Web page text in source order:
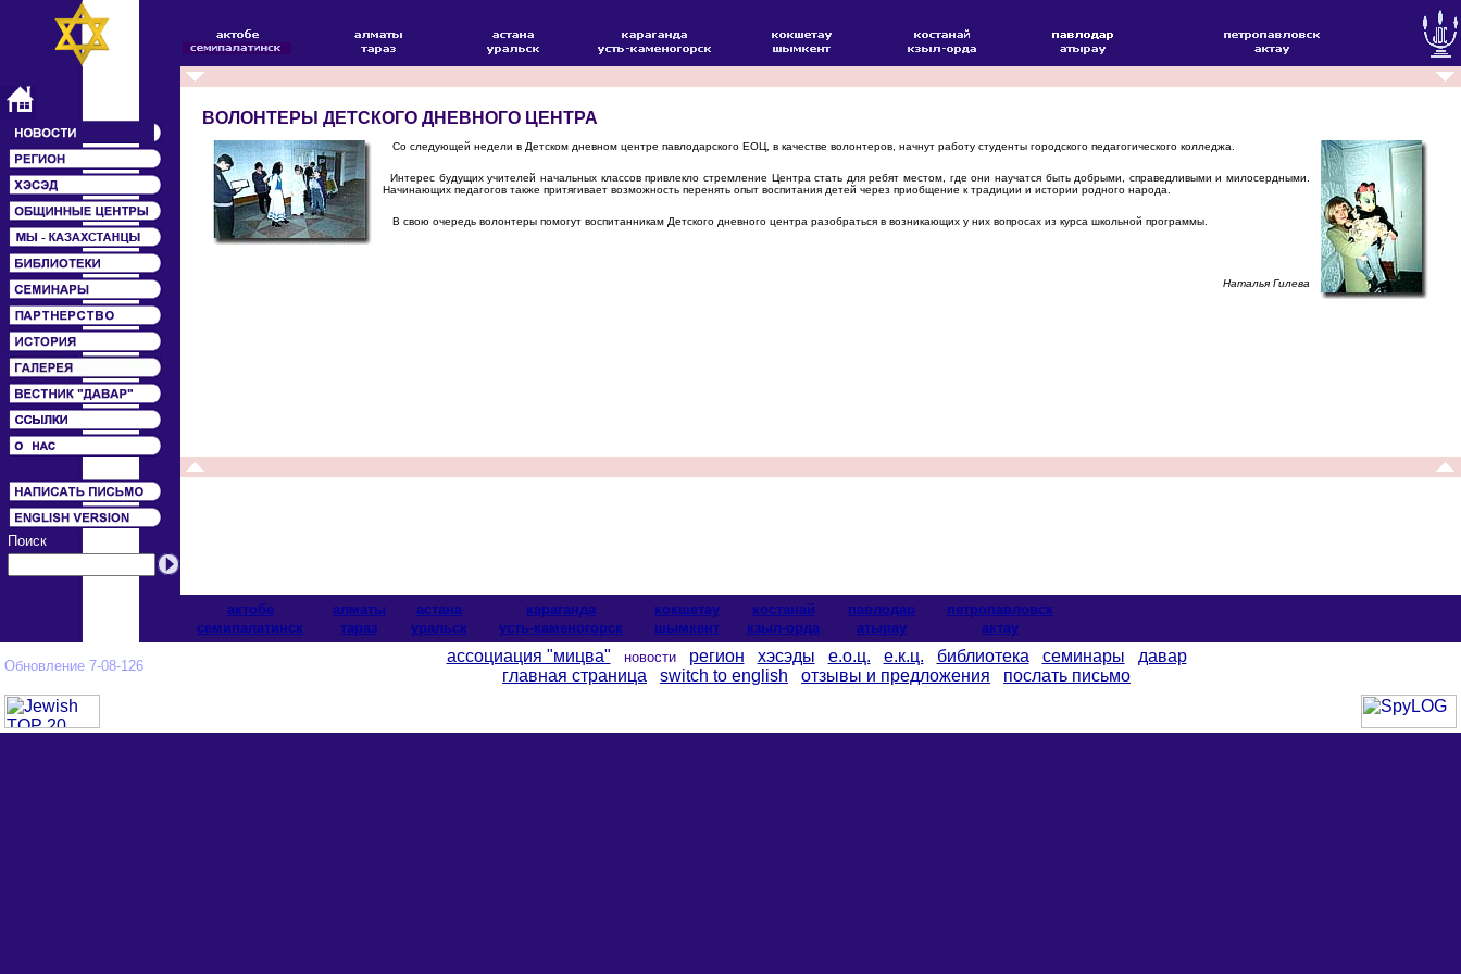
Поиск
ВОЛОНТЕРЫ ДЕТСКОГО ДНЕВНОГО ЦЕНТРА
Со следующей недели в Детском дневном центре павлодарского ЕОЦ, в качестве волонтеров, начнут работу студенты городского педагогического колледжа.
Интерес будущих учителей начальных классов привлекло стремление Центра стать для ребят местом, где они научатся быть добрыми, справедливыми и милосердными.
Начинающих педагогов также притягивает возможность перенять опыт воспитания детей через приобщение к традиции и истории родного народа.
В свою очередь волонтеры помогут воспитанникам Детского дневного центра разобраться в возникающих у них вопросах из курса школьной программы.
Наталья Гилева
актобе алматы астана караганда кокшетау костанай павлодар
петропавловск
cемипалатинск
тараз уральск усть-каменогорск шымкент кзыл-орда атырау актау
Обновление 7-08-126
ассоциация "мицва" новости регион хэсэды е.о.ц. е.к.ц. библиотека семинары
давар
главная страница
switch to english отзывы и предложения послать письмо